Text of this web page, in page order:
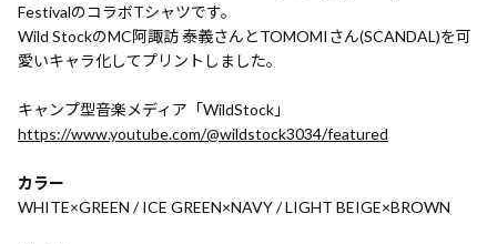
FestivalのコラボTシャツです。
Wild StockのMC阿諏訪 泰義さんとTOMOMIさん(SCANDAL)を可
愛いキャラ化してプリントしました。
キャンプ型音楽メディア「WildStock」
https://www.youtube.com/@wildstock3034/featured
カラー
WHITE×GREEN / ICE GREEN×NAVY / LIGHT BEIGE×BROWN